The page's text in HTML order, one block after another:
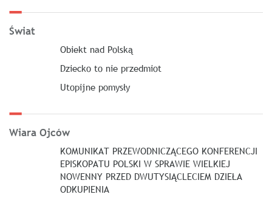
Świat
Obiekt nad Polską
Dziecko to nie przedmiot
Utopijne pomysły
Wiara Ojców
KOMUNIKAT PRZEWODNICZĄCEGO KONFERENCJI
EPISKOPATU POLSKI W SPRAWIE WIELKIEJ
NOWENNY PRZED DWUTYSIĄCLECIEM DZIEŁA
ODKUPIENIA